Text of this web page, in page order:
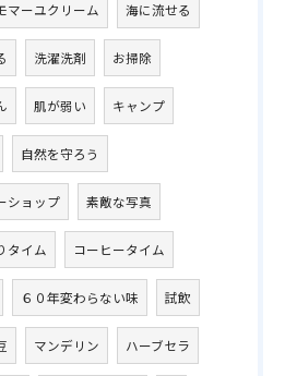
マーユクリーム 海に流せる
洗濯洗剤 お掃除
肌が弱い キャンプ
自然を守ろう
ショップ 素敵な写真
タイム コーヒータイム
６０年変わらない味 試飲
マンデリン ハーブセラ